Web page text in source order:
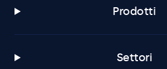
Prodotti
Settori